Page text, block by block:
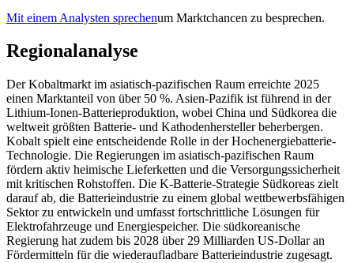
Mit einem Analysten sprechenum Marktchancen zu besprechen.
Regionalanalyse
Der Kobaltmarkt im asiatisch-pazifischen Raum erreichte 2025
einen Marktanteil von über 50 %. Asien-Pazifik ist führend in der
Lithium-Ionen-Batterieproduktion, wobei China und Südkorea die
weltweit größten Batterie- und Kathodenhersteller beherbergen.
Kobalt spielt eine entscheidende Rolle in der Hochenergiebatterie-
Technologie. Die Regierungen im asiatisch-pazifischen Raum
fördern aktiv heimische Lieferketten und die Versorgungssicherheit
mit kritischen Rohstoffen. Die K-Batterie-Strategie Südkoreas zielt
darauf ab, die Batterieindustrie zu einem global wettbewerbsfähigen
Sektor zu entwickeln und umfasst fortschrittliche Lösungen für
Elektrofahrzeuge und Energiespeicher. Die südkoreanische
Regierung hat zudem bis 2028 über 29 Milliarden US-Dollar an
Fördermitteln für die wiederaufladbare Batterieindustrie zugesagt.